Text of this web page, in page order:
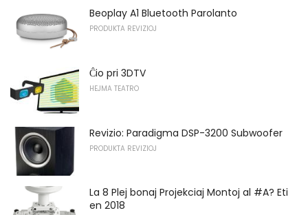
Beoplay A1 Bluetooth Parolanto
PRODUKTA REVIZIOJ
Ĉio pri 3DTV
HEJMA TEATRO
Revizio: Paradigma DSP-3200 Subwoofer
PRODUKTA REVIZIOJ
La 8 Plej bonaj Projekciaj Montoj al #A? Eti
en 2018